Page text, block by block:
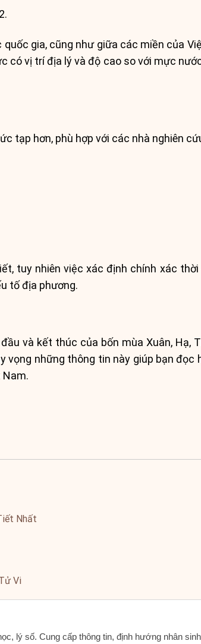
gia, cũng như giữa các miền của
có vị trí địa lý và độ cao so với mực
tạp hơn, phù hợp với các nhà nghiên
tuy nhiên việc xác định chính xác
tố địa phương.
và kết thúc của bốn mùa Xuân, Hạ,
những thông tin này giúp bạn đọc
Nhất
Vi
lý số. Cung cấp thông tin, định hướng nhân